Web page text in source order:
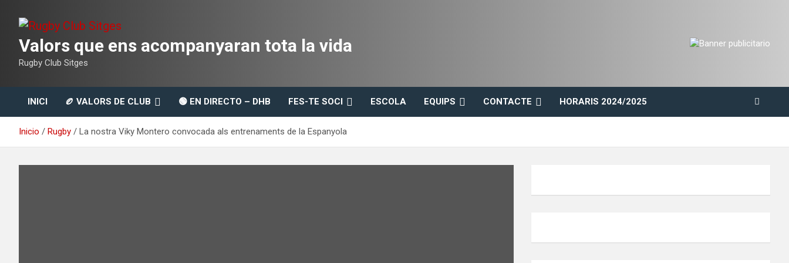
contenido
Valors que ens acompanyaran tota la vida
Rugby Club Sitges
INICI 🏉 VALORS DE CLUB 🟢 EN DIRECTO – DHB FES-TE SOCI ESCOLA EQUIPS CONTACTE HORARIS 2024/2025
Inicio Rugby La nostra Viky Montero convocada als entrenaments de la Espanyola